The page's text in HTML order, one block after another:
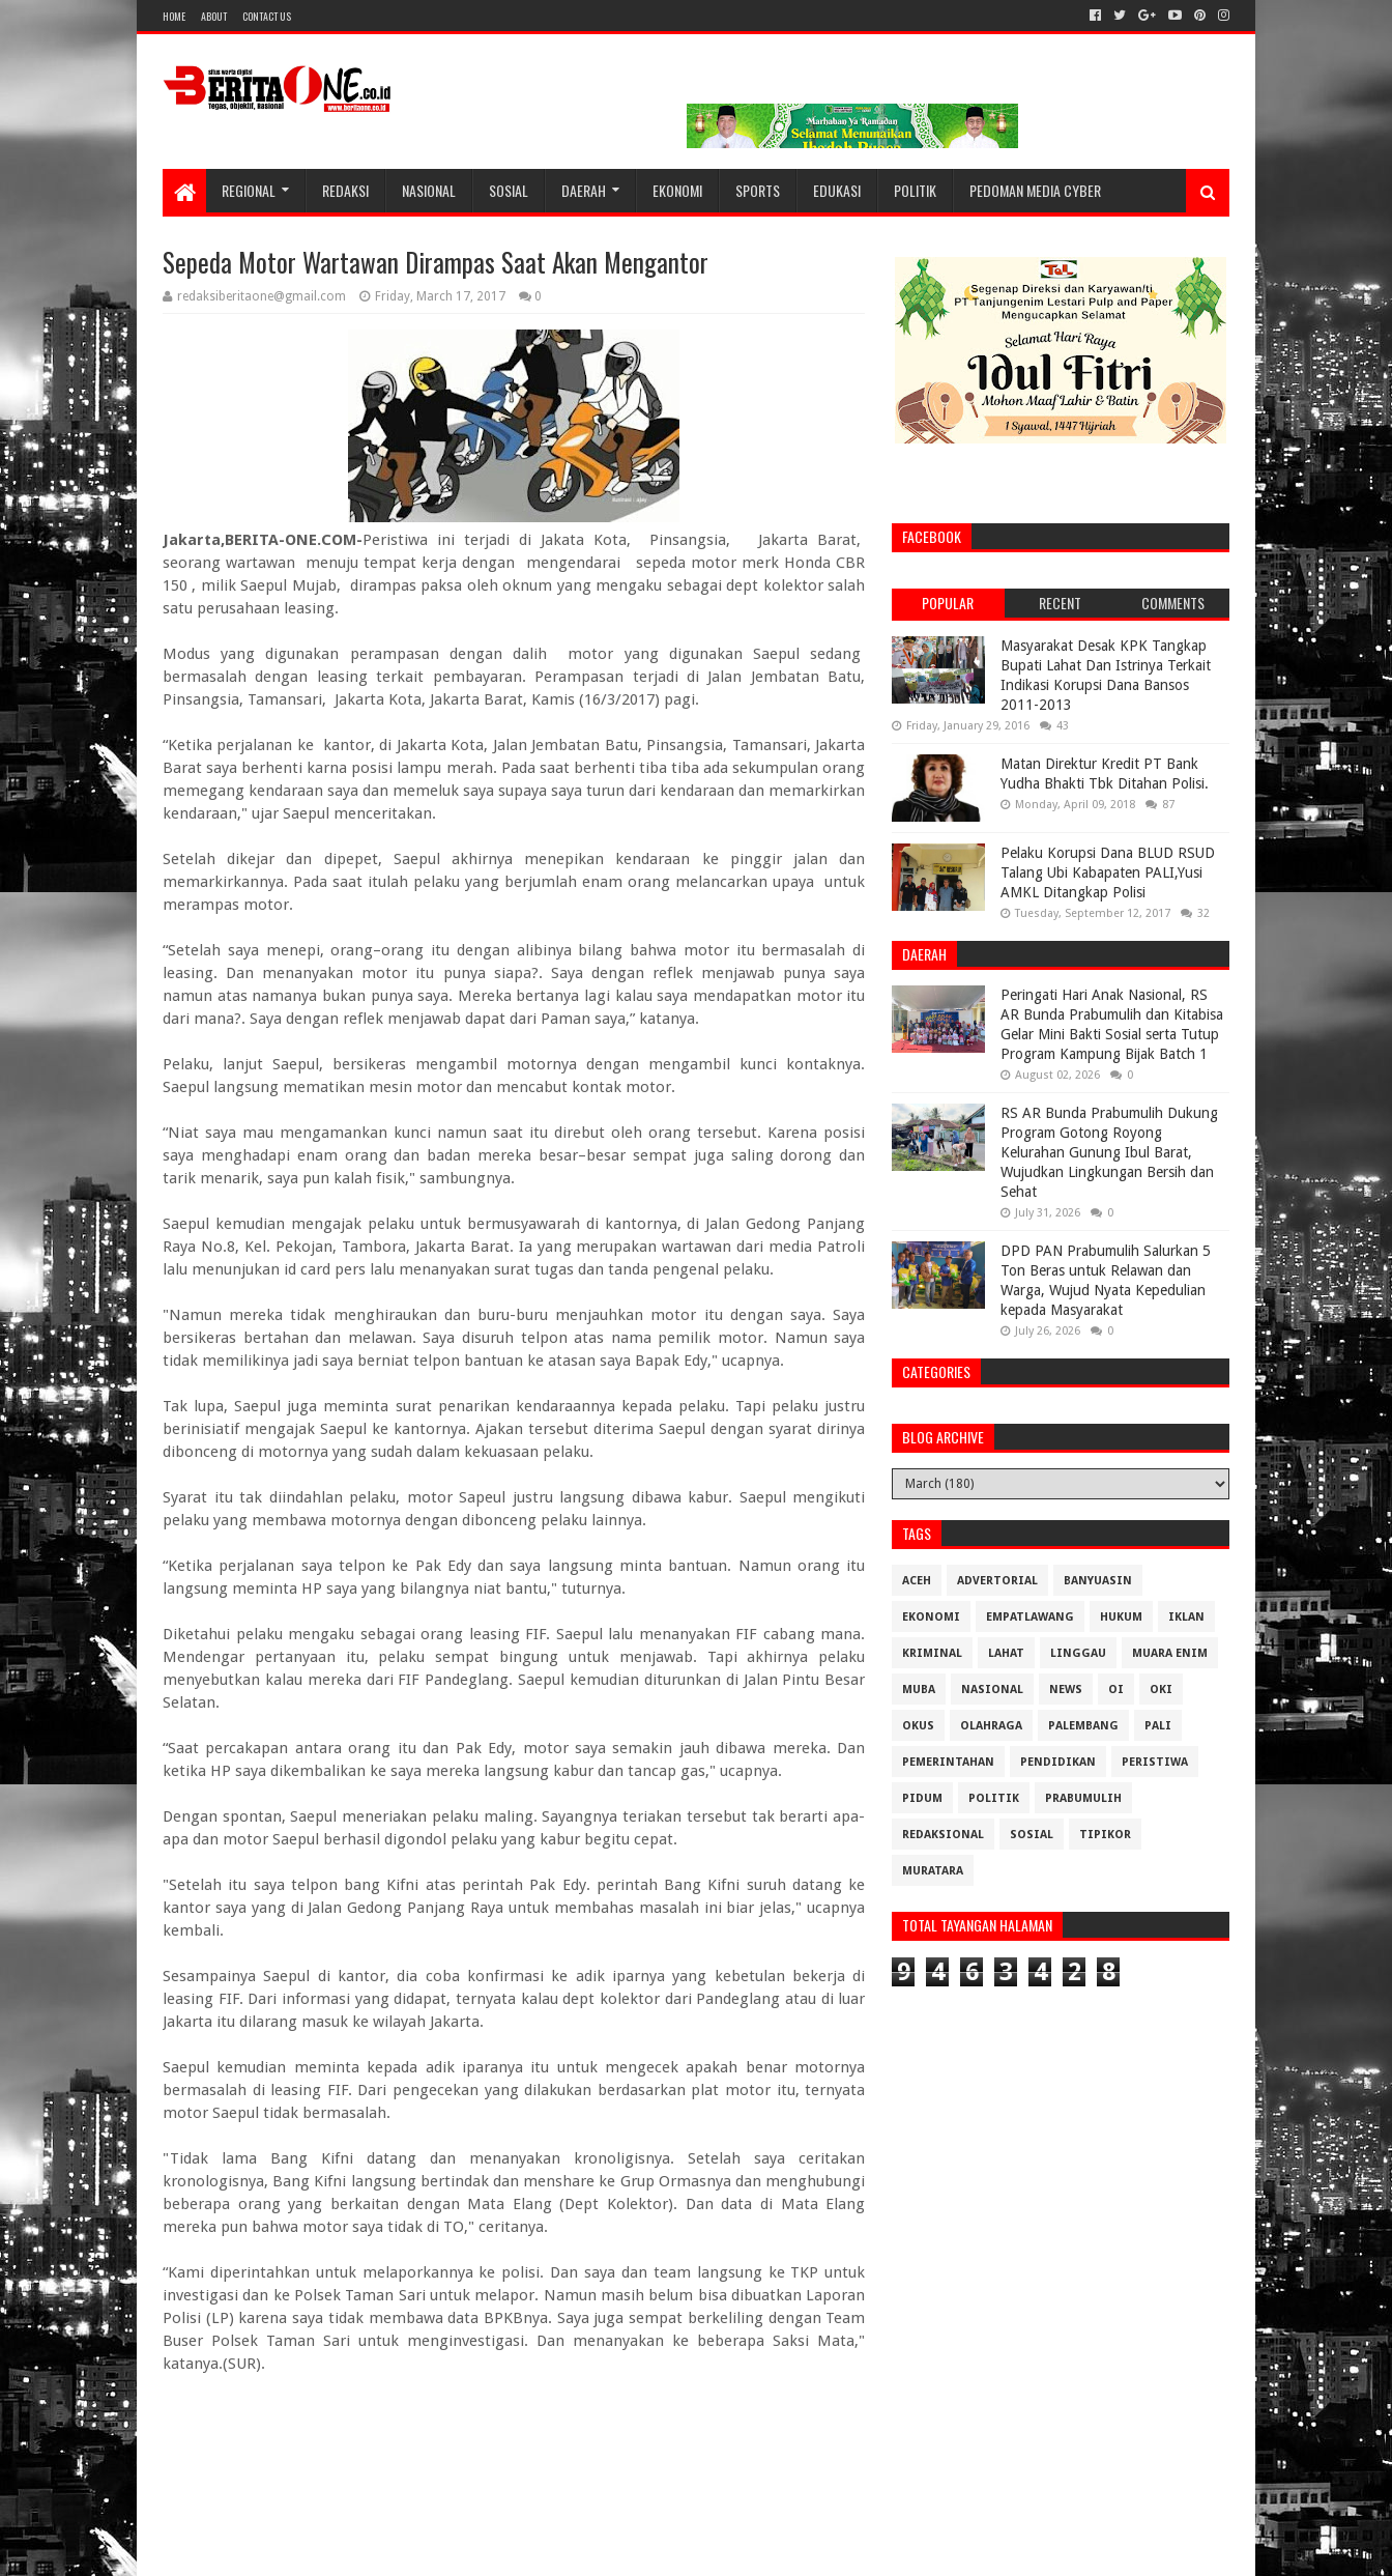
HOME ABOUT CONTACT US
REGIONAL REDAKSI NASIONAL SOSIAL DAERAH EKONOMI SPORTS EDUKASI POLITIK PEDOMAN MEDIA CYBER
Sepeda Motor Wartawan Dirampas Saat Akan Mengantor
redaksiberitaone@gmail.com Friday, March 17, 2017 0
Jakarta,BERITA-ONE.COM-Peristiwa ini terjadi di Jakata Kota, Pinsangsia, Jakarta Barat,
seorang wartawan menuju tempat kerja dengan mengendarai sepeda motor merk Honda CBR
150 , milik Saepul Mujab, dirampas paksa oleh oknum yang mengaku sebagai dept kolektor salah
satu perusahaan leasing.
Modus yang digunakan perampasan dengan dalih motor yang digunakan Saepul sedang
bermasalah dengan leasing terkait pembayaran. Perampasan terjadi di Jalan Jembatan Batu,
Pinsangsia, Tamansari, Jakarta Kota, Jakarta Barat, Kamis (16/3/2017) pagi.
“Ketika perjalanan ke kantor, di Jakarta Kota, Jalan Jembatan Batu, Pinsangsia, Tamansari, Jakarta
Barat saya berhenti karna posisi lampu merah. Pada saat berhenti tiba tiba ada sekumpulan orang
memegang kendaraan saya dan memeluk saya supaya saya turun dari kendaraan dan memarkirkan
kendaraan," ujar Saepul menceritakan.
Setelah dikejar dan dipepet, Saepul akhirnya menepikan kendaraan ke pinggir jalan dan
memarkirkannya. Pada saat itulah pelaku yang berjumlah enam orang melancarkan upaya untuk
merampas motor.
“Setelah saya menepi, orang–orang itu dengan alibinya bilang bahwa motor itu bermasalah di
leasing. Dan menanyakan motor itu punya siapa?. Saya dengan reflek menjawab punya saya
namun atas namanya bukan punya saya. Mereka bertanya lagi kalau saya mendapatkan motor itu
dari mana?. Saya dengan reflek menjawab dapat dari Paman saya,” katanya.
Pelaku, lanjut Saepul, bersikeras mengambil motornya dengan mengambil kunci kontaknya.
Saepul langsung mematikan mesin motor dan mencabut kontak motor.
“Niat saya mau mengamankan kunci namun saat itu direbut oleh orang tersebut. Karena posisi
saya menghadapi enam orang dan badan mereka besar–besar sempat juga saling dorong dan
tarik menarik, saya pun kalah fisik," sambungnya.
Saepul kemudian mengajak pelaku untuk bermusyawarah di kantornya, di Jalan Gedong Panjang
Raya No.8, Kel. Pekojan, Tambora, Jakarta Barat. Ia yang merupakan wartawan dari media Patroli
lalu menunjukan id card pers lalu menanyakan surat tugas dan tanda pengenal pelaku.
"Namun mereka tidak menghiraukan dan buru-buru menjauhkan motor itu dengan saya. Saya
bersikeras bertahan dan melawan. Saya disuruh telpon atas nama pemilik motor. Namun saya
tidak memilikinya jadi saya berniat telpon bantuan ke atasan saya Bapak Edy," ucapnya.
Tak lupa, Saepul juga meminta surat penarikan kendaraannya kepada pelaku. Tapi pelaku justru
berinisiatif mengajak Saepul ke kantornya. Ajakan tersebut diterima Saepul dengan syarat dirinya
dibonceng di motornya yang sudah dalam kekuasaan pelaku.
Syarat itu tak diindahlan pelaku, motor Sapeul justru langsung dibawa kabur. Saepul mengikuti
pelaku yang membawa motornya dengan dibonceng pelaku lainnya.
“Ketika perjalanan saya telpon ke Pak Edy dan saya langsung minta bantuan. Namun orang itu
langsung meminta HP saya yang bilangnya niat bantu," tuturnya.
Diketahui pelaku mengaku sebagai orang leasing FIF. Saepul lalu menanyakan FIF cabang mana.
Mendengar pertanyaan itu, pelaku sempat bingung untuk menjawab. Tapi akhirnya pelaku
menyebutkan kalau mereka dari FIF Pandeglang. Saepul kemudian diturunkan di Jalan Pintu Besar
Selatan.
“Saat percakapan antara orang itu dan Pak Edy, motor saya semakin jauh dibawa mereka. Dan
ketika HP saya dikembalikan ke saya mereka langsung kabur dan tancap gas," ucapnya.
Dengan spontan, Saepul meneriakan pelaku maling. Sayangnya teriakan tersebut tak berarti apa-
apa dan motor Saepul berhasil digondol pelaku yang kabur begitu cepat.
"Setelah itu saya telpon bang Kifni atas perintah Pak Edy. perintah Bang Kifni suruh datang ke
kantor saya yang di Jalan Gedong Panjang Raya untuk membahas masalah ini biar jelas," ucapnya
kembali.
Sesampainya Saepul di kantor, dia coba konfirmasi ke adik iparnya yang kebetulan bekerja di
leasing FIF. Dari informasi yang didapat, ternyata kalau dept kolektor dari Pandeglang atau di luar
Jakarta itu dilarang masuk ke wilayah Jakarta.
Saepul kemudian meminta kepada adik iparanya itu untuk mengecek apakah benar motornya
bermasalah di leasing FIF. Dari pengecekan yang dilakukan berdasarkan plat motor itu, ternyata
motor Saepul tidak bermasalah.
"Tidak lama Bang Kifni datang dan menanyakan kronoligisnya. Setelah saya ceritakan
kronologisnya, Bang Kifni langsung bertindak dan menshare ke Grup Ormasnya dan menghubungi
beberapa orang yang berkaitan dengan Mata Elang (Dept Kolektor). Dan data di Mata Elang
mereka pun bahwa motor saya tidak di TO," ceritanya.
“Kami diperintahkan untuk melaporkannya ke polisi. Dan saya dan team langsung ke TKP untuk
investigasi dan ke Polsek Taman Sari untuk melapor. Namun masih belum bisa dibuatkan Laporan
Polisi (LP) karena saya tidak membawa data BPKBnya. Saya juga sempat berkeliling dengan Team
Buser Polsek Taman Sari untuk menginvestigasi. Dan menanyakan ke beberapa Saksi Mata,"
katanya.(SUR).
FACEBOOK
POPULAR RECENT COMMENTS
Masyarakat Desak KPK Tangkap
Bupati Lahat Dan Istrinya Terkait
Indikasi Korupsi Dana Bansos
2011-2013
Friday, January 29, 2016 43
Matan Direktur Kredit PT Bank
Yudha Bhakti Tbk Ditahan Polisi.
Monday, April 09, 2018 87
Pelaku Korupsi Dana BLUD RSUD
Talang Ubi Kabapaten PALI,Yusi
AMKL Ditangkap Polisi
Tuesday, September 12, 2017 32
DAERAH
Peringati Hari Anak Nasional, RS
AR Bunda Prabumulih dan Kitabisa
Gelar Mini Bakti Sosial serta Tutup
Program Kampung Bijak Batch 1
August 02, 2026 0
RS AR Bunda Prabumulih Dukung
Program Gotong Royong
Kelurahan Gunung Ibul Barat,
Wujudkan Lingkungan Bersih dan
Sehat
July 31, 2026 0
DPD PAN Prabumulih Salurkan 5
Ton Beras untuk Relawan dan
Warga, Wujud Nyata Kepedulian
kepada Masyarakat
July 26, 2026 0
CATEGORIES
BLOG ARCHIVE
TAGS
ACEH ADVERTORIAL BANYUASIN
EKONOMI EMPATLAWANG HUKUM IKLAN
KRIMINAL LAHAT LINGGAU MUARA ENIM
MUBA NASIONAL NEWS OI OKI
OKUS OLAHRAGA PALEMBANG PALI
PEMERINTAHAN PENDIDIKAN PERISTIWA
PIDUM POLITIK PRABUMULIH
REDAKSIONAL SOSIAL TIPIKOR
MURATARA
TOTAL TAYANGAN HALAMAN
9 4 6 3 4 2 8